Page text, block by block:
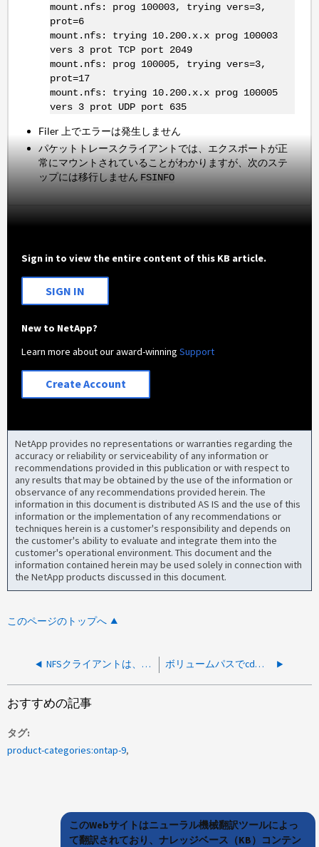
mount.nfs: prog 100003, trying vers=3,
prot=6
mount.nfs: trying 10.200.x.x prog 100003
vers 3 prot TCP port 2049
mount.nfs: prog 100005, trying vers=3,
prot=17
mount.nfs: trying 10.200.x.x prog 100005
vers 3 prot UDP port 635
Filer 上でエラーは発生しません
パケットトレースクライアントでは、エクスポートが正
常にマウントされていることがわかりますが、次のステ
ップには移行しません FSINFO
Sign in to view the entire content of this KB article.
SIGN IN
New to NetApp?
Learn more about our award-winningSupport
Create Account
NetApp provides no representations or warranties regarding the
accuracy or reliability or serviceability of any information or
recommendations provided in this publication or with respect to
any results that may be obtained by the use of the information or
observance of any recommendations provided herein. The
information in this document is distributed AS IS and the use of this
information or the implementation of any recommendations or
techniques herein is a customer's responsibility and depends on
the customer's ability to evaluate and integrate them into the
customer's operational environment. This document and the
information contained herein may be used solely in connection with
the NetApp products discussed in this document.
このページのトップへ
NFSクライアントは、操作が許可されていないエラーにより、NTFSデータへの断続的なアクセスに失敗します。 ボリュームパスでcdまたはdfを実行するとNFSクライアントがハングする
おすすめの記事
タグ
product-categories:ontap-9
このWebサイトはニューラル機械翻訳ツールによっ
て翻訳されており、ナレッジベース（KB）コンテン